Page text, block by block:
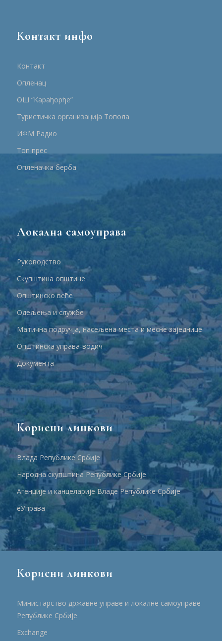
Контакт инфо
Контакт
Опленац
ОШ “Карађорђе”
Туристичка организација Топола
ИФМ Радио
Топ прес
Опленачка берба
Локална самоуправа
Руководство
Скупштина општине
Општинско веће
Одељења и службе
Матична подручја, насељена места и месне заједнице
Општинска управа-водич
Документа
Корисни линкови
Влада Републике Србије
Народна скупштина Републике Србије
Агенције и канцеларије Владе Републике Србије
еУправа
Корисни линкови
Министарство државне управе и локалне самоуправе
Републике Србије
Еxchange